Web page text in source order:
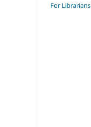
For Librarians